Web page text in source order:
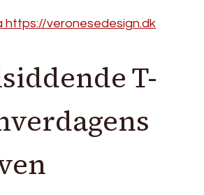
veronesedesign.dk
T-